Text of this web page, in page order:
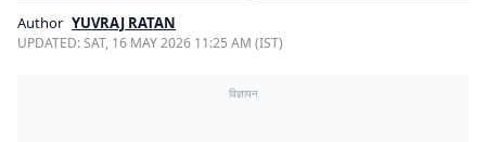
Author YUVRAJ RATAN
UPDATED:SAT, 16 MAY 2026 11:25 AM (IST)
विज्ञापन